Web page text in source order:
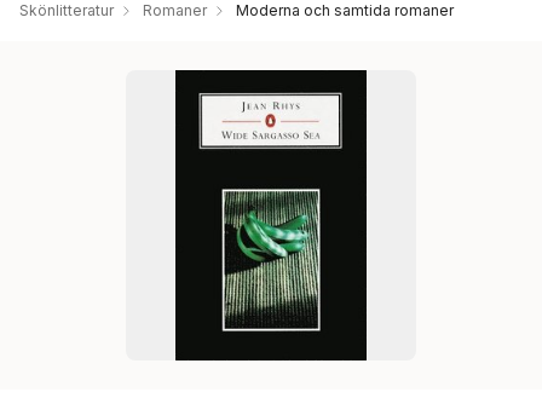
Skönlitteratur Romaner Moderna och samtida romaner